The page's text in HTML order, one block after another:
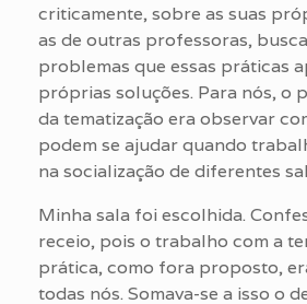
criticamente, sobre as suas
as de outras professoras,
problemas que essas práticas
próprias soluções. Para nós, o
da tematização era observar
podem se ajudar quando
na socialização de diferentes
Minha sala foi escolhida.
receio, pois o trabalho com a
prática, como fora proposto,
todas nós. Somava-se a isso o